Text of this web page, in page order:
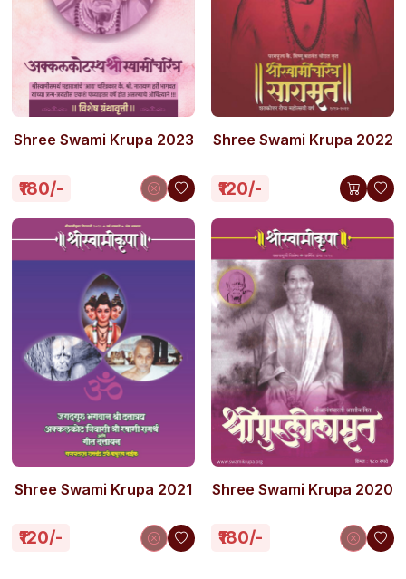
Shree Swami Krupa 2023
₹180/-
Shree Swami Krupa 2022
₹120/-
Shree Swami Krupa 2021
₹120/-
Shree Swami Krupa 2020
₹180/-